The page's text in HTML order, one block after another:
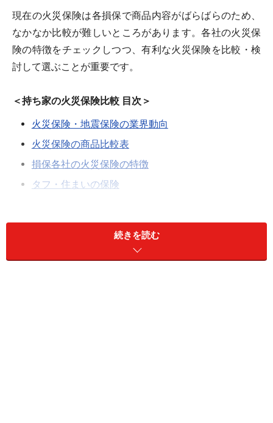
現在の火災保険は各損保で商品内容がばらばらのため、
なかなか比較が難しいところがあります。各社の火災保
険の特徴をチェックしつつ、有利な火災保険を比較・検
討して選ぶことが重要です。
＜持ち家の火災保険比較 目次＞
火災保険・地震保険の業界動向
火災保険の商品比較表
損保各社の火災保険の特徴
タフ・住まいの保険
ホームプロテクト総合保険
iehoいえほ
続きを読む